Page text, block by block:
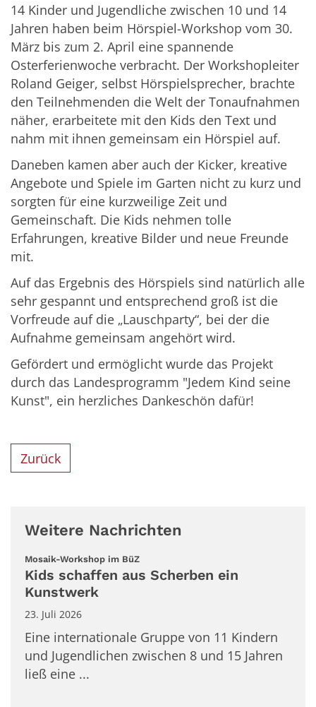
14 Kinder und Jugendliche zwischen 10 und 14
Jahren haben beim Hörspiel-Workshop vom 30.
März bis zum 2. April eine spannende
Osterferienwoche verbracht. Der Workshopleiter
Roland Geiger, selbst Hörspielsprecher, brachte
den Teilnehmenden die Welt der Tonaufnahmen
näher, erarbeitete mit den Kids den Text und
nahm mit ihnen gemeinsam ein Hörspiel auf.
Daneben kamen aber auch der Kicker, kreative
Angebote und Spiele im Garten nicht zu kurz und
sorgten für eine kurzweilige Zeit und
Gemeinschaft. Die Kids nehmen tolle
Erfahrungen, kreative Bilder und neue Freunde
mit.
Auf das Ergebnis des Hörspiels sind natürlich alle
sehr gespannt und entsprechend groß ist die
Vorfreude auf die „Lauschparty“, bei der die
Aufnahme gemeinsam angehört wird.
Gefördert und ermöglicht wurde das Projekt
durch das Landesprogramm "Jedem Kind seine
Kunst", ein herzliches Dankeschön dafür!
Zurück
Weitere Nachrichten
Mosaik-Workshop im BüZ:
Kids schaffen aus Scherben ein
Kunstwerk
23. Juli 2026
Eine internationale Gruppe von 11 Kindern
und Jugendlichen zwischen 8 und 15 Jahren
ließ eine ...